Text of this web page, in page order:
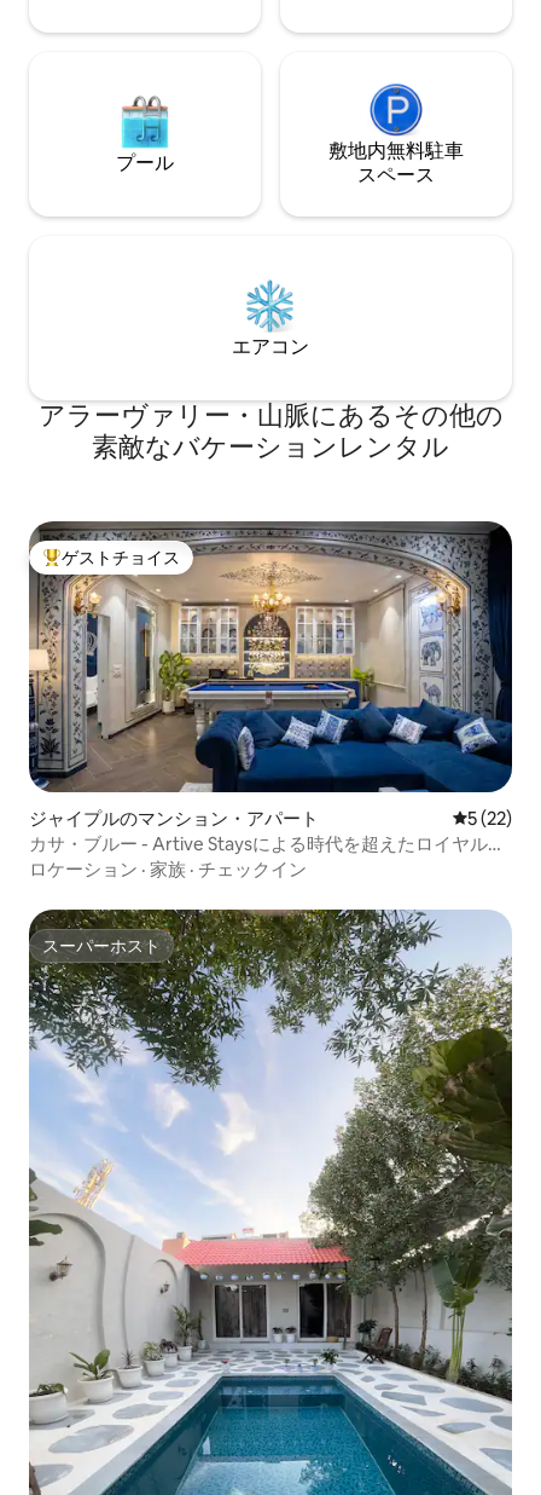
プール
敷地内無料駐⁠車
ス⁠ペ⁠ー⁠ス
エアコン
アラーヴァリー・山脈にあるその他の
素敵なバケーションレンタル
大好評のゲストチョイスです。
ゲストチョイス
ジャイプルのマンション・アパート レビュー
5 (22)
カサ・ブルー - Artive Staysによる時代を超えたロイヤルな
隠れ家
ロケーション · 家族 · チェックイン
スーパーホスト
スーパーホスト